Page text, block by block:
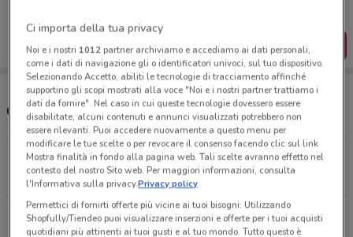
SCARICA L’APP
Orari e Negozi Arcaplanet
Via Delle Arti, 13 Thiene
3.1 km
CHIUSO
Via Europa Unita, 2 Schio
10 km
CHIUSO
Ci importa della tua privacy
Noi e i nostri 1012partner archiviamo e accediamo ai dati personali,
come i dati di navigazione gli o identificatori univoci, sul tuo dispositivo.
Selezionando Accetto, abiliti le tecnologie di tracciamento affinché
supportino gli scopi mostrati alla voce "Noi e i nostri partner trattiamo i
dati da fornire". Nel caso in cui queste tecnologie dovessero essere
disabilitate, alcuni contenuti e annunci visualizzati potrebbero non
essere rilevanti. Puoi accedere nuovamente a questo menu per
modificare le tue scelte o per revocare il consenso facendo clic sul link
Mostra finalità in fondo alla pagina web. Tali scelte avranno effetto nel
contesto del nostro Sito web. Per maggiori informazioni, consulta
l'Informativa sulla privacy.Privacy policy
Permettici di fornirti offerte più vicine ai tuoi bisogni: Utilizzando
Shopfully/Tiendeo puoi visualizzare inserzioni e offerte per i tuoi acquisti
quotidiani più attinenti ai tuoi gusti e al tuo mondo. Tutto questo è